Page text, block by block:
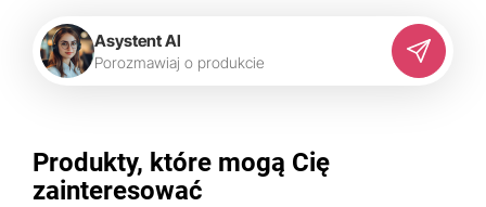
Asystent AI
Porozmawiaj o produkcie
Produkty, które mogą Cię
zainteresować